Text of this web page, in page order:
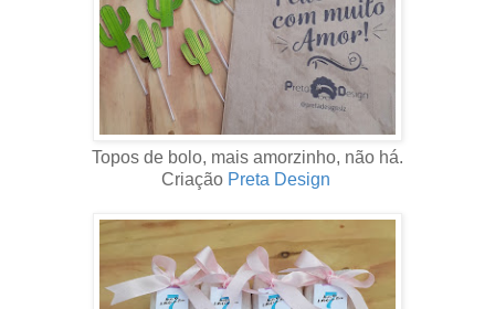
Topos de bolo, mais amorzinho, não há.
Criação Preta Design